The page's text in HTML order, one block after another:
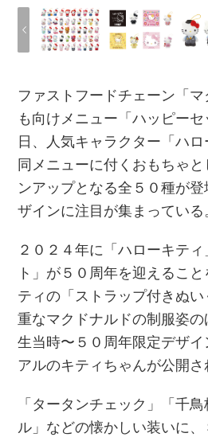
ファストフードチェーン「
も向けメニュー「ハッピー
日、人気キャラクター「ハロ
同メニューに付くおもちゃ
ンアップとなる全５０種が
ザインに注目が集まっている
２０２４年に「ハローキテ
ト」が５０周年を迎えるこ
ティの「ストラップ付きぬ
重なマクドナルドの制服姿
生当時〜５０周年限定デザイ
アルのキティちゃんが公開さ
「タータンチェック」「千
ル」などの懐かしい装いに